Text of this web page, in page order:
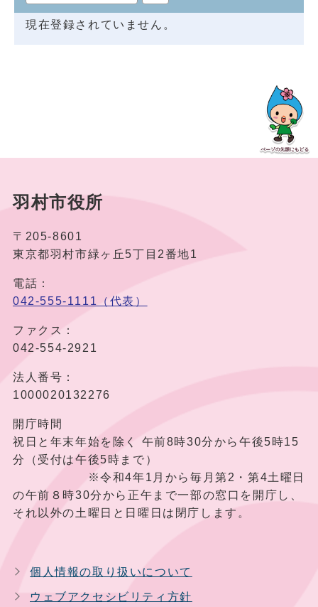
現在登録されていません。
羽村市役所
〒205-8601
東京都羽村市緑ヶ丘5丁目2番地1
電話：
042-555-1111（代表）
ファクス：
042-554-2921
法人番号：
1000020132276
開庁時間
祝日と年末年始を除く 午前8時30分から午後5時15
分（受付は午後5時まで）
※令和4年1月から毎月第2・第4土曜日
の午前８時30分から正午まで一部の窓口を開庁し、
それ以外の土曜日と日曜日は閉庁します。
個人情報の取り扱いについて
ウェブアクセシビリティ方針